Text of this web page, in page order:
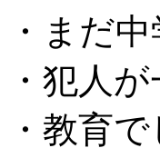
・まだ
・犯人
・教育